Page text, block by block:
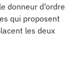
donneur d’ordre
qui proposent
les deux